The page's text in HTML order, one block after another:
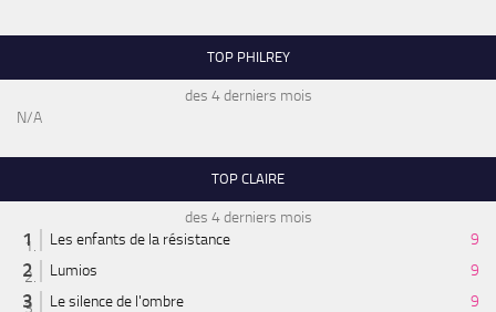
TOP PHILREY
des 4 derniers mois
N/A
TOP CLAIRE
des 4 derniers mois
Les enfants de la résistance
9
Lumios
9
Le silence de l'ombre
9